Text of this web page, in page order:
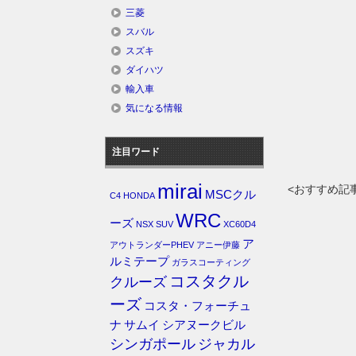
<おすすめ記
三菱
スバル
スズキ
ダイハツ
輸入車
気になる情報
注目ワード
C4 HONDA mirai MSCクル
ーズ NSX SUV WRC XC60D4
アウトランダーPHEV アニー伊藤 ア
ルミテープ ガラスコーティング
クルーズ コスタクル
ーズ コスタ・フォーチュ
ナ サムイ シアヌークビル
シンガポール ジャカル